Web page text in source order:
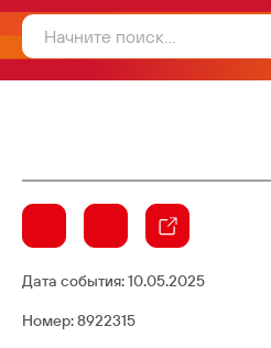
Дата события:10.05.2025
Номер: 8922315